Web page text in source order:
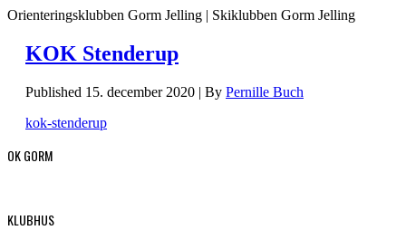
Orienteringsklubben Gorm Jelling | Skiklubben Gorm Jelling
KOK Stenderup
Published 15. december 2020 | By Pernille Buch
kok-stenderup
OK GORM
KLUBHUS